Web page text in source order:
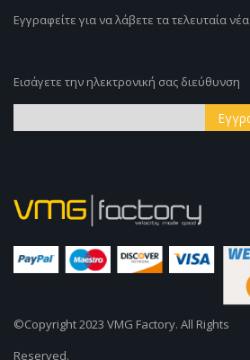
Εγγραφείτε για να λάβετε τα τελευταία
Εισάγετε την ηλεκτρονική σας διεύθυνση
Δελτίο:
©Copyright 2023 VMG Factory. All Rights
Reserved.